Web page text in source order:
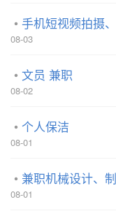
手机短视频拍摄
08-03
文员 兼职
08-02
个人保洁
08-01
兼职机械设计、
08-01